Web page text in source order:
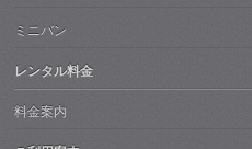
ミニバン
レンタル料金
料金案内